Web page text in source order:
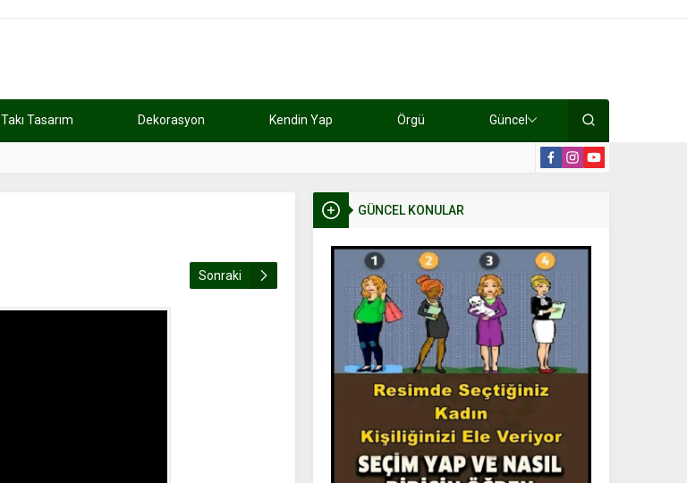
Takı Tasarım Dekorasyon Kendin Yap Örgü Güncel
GÜNCEL KONULAR
Sonraki